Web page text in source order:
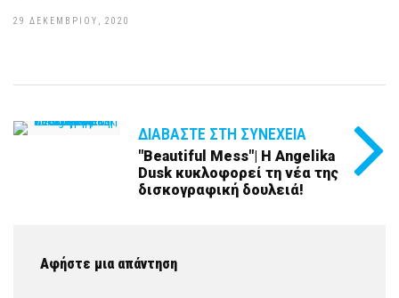
29 ΔΕΚΕΜΒΡΊΟΥ, 2020
ΔΙΑΒΆΣΤΕ ΣΤΗ ΣΥΝΈΧΕΙΑ
"Beautiful Mess"| Η Angelika
Dusk κυκλοφορεί τη νέα της
δισκογραφική δουλειά!
Αφήστε μια απάντηση